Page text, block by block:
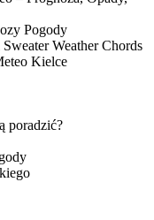
Pogody
Weather Chords
Kielce
poradzić?